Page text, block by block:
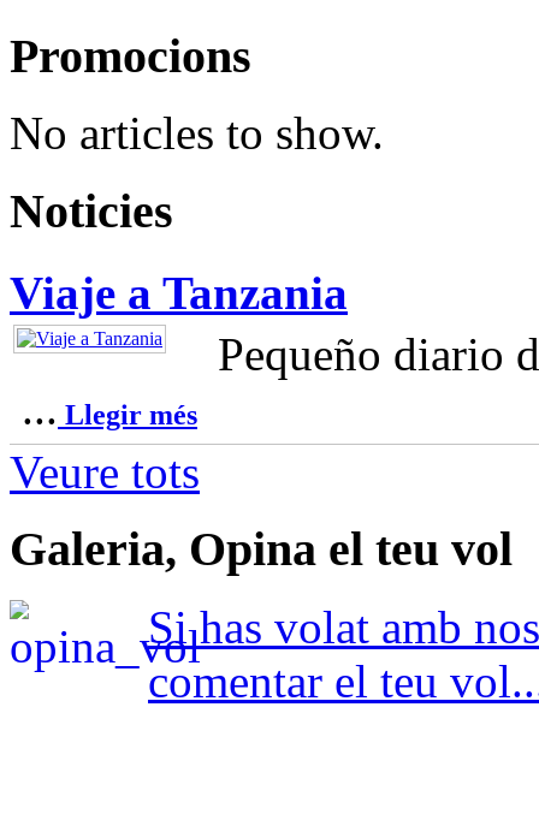
Promocions
No articles to show.
Noticies
Viaje a Tanzania
Pequeño diario
... Llegir més
Veure tots
Galeria, Opina el teu vol
Si has volat amb
comentar el teu